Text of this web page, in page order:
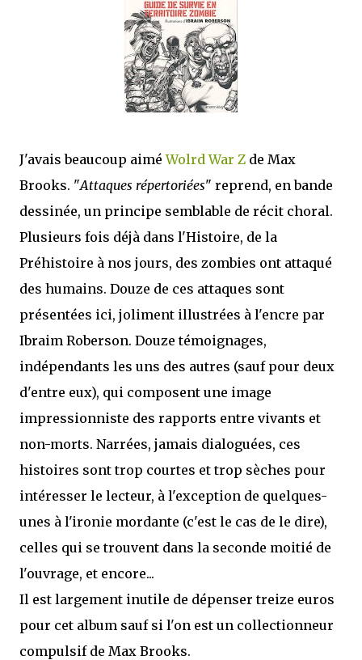
que Thomas connaissait et appréciait Olivier. Marlowe découvre une ville qu’il
ne connaissait pas, habitée par la méfiance, la peur et le rigorisme de la Ligue,
une ville pleine de mystères et de vieilles rancœurs. La Dame d...
J'avais beaucoup aiméWolrd War Z de Max
Brooks. "Attaques répertoriées" reprend, en bande
dessinée, un principe semblable de récit choral.
Plusieurs fois déjà dans l'Histoire, de la
Préhistoire à nos jours, des zombies ont attaqué
des humains. Douze de ces attaques sont
présentées ici, joliment illustrées à l'encre par
Ibraim Roberson. Douze témoignages,
indépendants les uns des autres (sauf pour deux
d'entre eux), qui composent une image
impressionniste des rapports entre vivants et
non-morts. Narrées, jamais dialoguées, ces
histoires sont trop courtes et trop sèches pour
intéresser le lecteur, à l'exception de quelques-
unes à l'ironie mordante (c'est le cas de le dire),
celles qui se trouvent dans la seconde moitié de
l'ouvrage, et encore...
Il est largement inutile de dépenser treize euros
pour cet album sauf si l'on est un collectionneur
compulsif de Max Brooks.